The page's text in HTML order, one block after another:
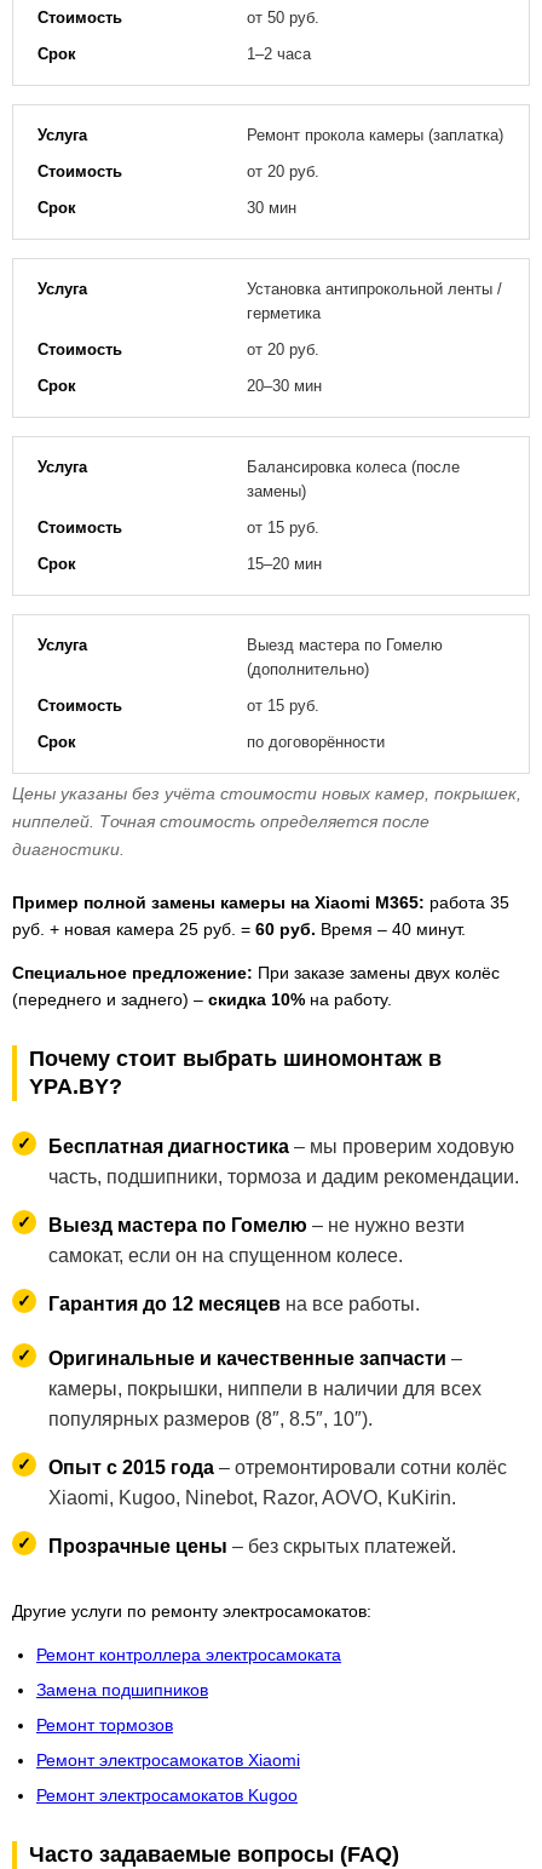
от 50 руб.
1–2 часа
Ремонт прокола камеры (заплатка)
от 20 руб.
30 мин
Установка антипрокольной ленты /
герметика
от 20 руб.
20–30 мин
Балансировка колеса (после
замены)
от 15 руб.
15–20 мин
Выезд мастера по Гомелю
(дополнительно)
от 15 руб.
по договорённости
Цены указаны без учёта стоимости новых камер, покрышек,
ниппелей. Точная стоимость определяется после
диагностики.
Пример полной замены камеры на Xiaomi M365: работа 35
руб. + новая камера 25 руб. = 60 руб. Время – 40 минут.
Специальное предложение: При заказе замены двух колёс
(переднего и заднего) – скидка 10% на работу.
Почему стоит выбрать шиномонтаж в
YPA.BY?
Бесплатная диагностика – мы проверим ходовую
часть, подшипники, тормоза и дадим рекомендации.
Выезд мастера по Гомелю – не нужно везти
самокат, если он на спущенном колесе.
Гарантия до 12 месяцев на все работы.
Оригинальные и качественные запчасти –
камеры, покрышки, ниппели в наличии для всех
популярных размеров (8″, 8.5″, 10″).
Опыт с 2015 года – отремонтировали сотни колёс
Xiaomi, Kugoo, Ninebot, Razor, AOVO, KuKirin.
Прозрачные цены – без скрытых платежей.
Другие услуги по ремонту электросамокатов:
Ремонт контроллера электросамоката
Замена подшипников
Ремонт тормозов
Ремонт электросамокатов Xiaomi
Ремонт электросамокатов Kugoo
Часто задаваемые вопросы (FAQ)